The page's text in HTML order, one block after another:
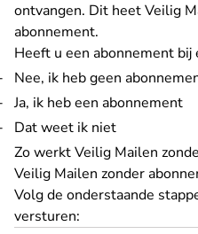
ontvangen. Dit heet Veilig
abonnement.
Heeft u een abonnement
Nee, ik heb geen
Ja, ik heb een abonnement
Dat weet ik niet
Zo werkt Veilig Mailen
Veilig Mailen zonder
Volg de onderstaande
versturen: